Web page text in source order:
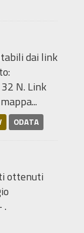
dai link
N. Link
ODATA
ottenuti
.